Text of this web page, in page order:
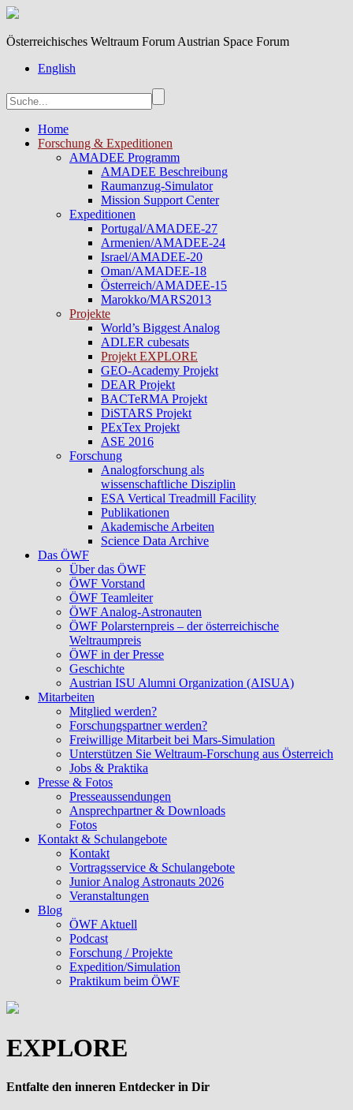
Österreichisches Weltraum Forum Austrian Space Forum
English
Home
Forschung & Expeditionen
AMADEE Programm
AMADEE Beschreibung
Raumanzug-Simulator
Mission Support Center
Expeditionen
Portugal/AMADEE-27
Armenien/AMADEE-24
Israel/AMADEE-20
Oman/AMADEE-18
Österreich/AMADEE-15
Marokko/MARS2013
Projekte
World’s Biggest Analog
ADLER cubesats
Projekt EXPLORE
GEO-Academy Projekt
DEAR Projekt
BACTeRMA Projekt
DiSTARS Projekt
PExTex Projekt
ASE 2016
Forschung
Analogforschung als
wissenschaftliche Disziplin
ESA Vertical Treadmill Facility
Publikationen
Akademische Arbeiten
Science Data Archive
Das ÖWF
Über das ÖWF
ÖWF Vorstand
ÖWF Teamleiter
ÖWF Analog-Astronauten
ÖWF Polarsternpreis – der österreichische
Weltraumpreis
ÖWF in der Presse
Geschichte
Austrian ISU Alumni Organization (AISUA)
Mitarbeiten
Mitglied werden?
Forschungspartner werden?
Freiwillige Mitarbeit bei Mars-Simulation
Unterstützen Sie Weltraum-Forschung aus Österreich
Jobs & Praktika
Presse & Fotos
Presseaussendungen
Ansprechpartner & Downloads
Fotos
Kontakt & Schulangebote
Kontakt
Vortragsservice & Schulangebote
Junior Analog Astronauts 2026
Veranstaltungen
Blog
ÖWF Aktuell
Podcast
Forschung / Projekte
Expedition/Simulation
Praktikum beim ÖWF
EXPLORE
Entfalte den inneren Entdecker in Dir